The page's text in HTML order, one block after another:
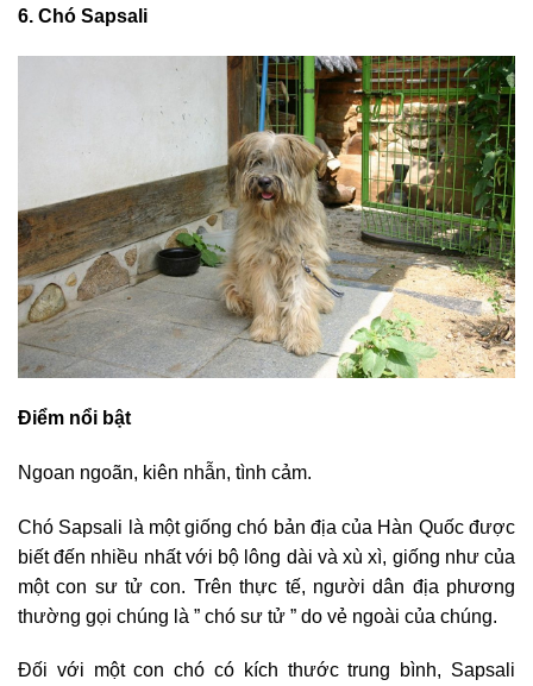
6. Chó Sapsali
Điểm nổi bật
Ngoan ngoãn, kiên nhẫn, tình cảm.
Chó Sapsali là một giống chó bản địa của Hàn Quốc được
biết đến nhiều nhất với bộ lông dài và xù xì, giống như của
một con sư tử con. Trên thực tế, người dân địa phương
thường gọi chúng là ” chó sư tử ” do vẻ ngoài của chúng.
Đối với một con chó có kích thước trung bình, Sapsali